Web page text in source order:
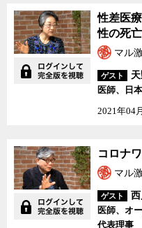
ら、この度、裁判に踏み切ら
う。
しかし、HPVワクチン被害
一方で、その多くと異なる点
直すためのいわゆる「薬」で
かどうかは、薬の「有効性」
えるべきものだ。既にある疾
ある程度は受け入れなければ
しかし、予防接種は健康な
性差医
性の死
マル
ゲスト
医師、日
2021年04
コロナ
マル
ゲスト
医師、オ
代表理事